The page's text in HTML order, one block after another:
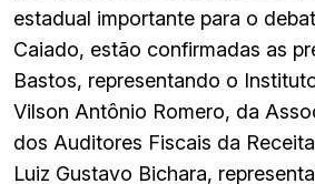
estadual importante para o
Caiado, estão confirmadas as
Bastos, representando o
Vilson Antônio Romero, da
dos Auditores Fiscais da
Luiz Gustavo Bichara,